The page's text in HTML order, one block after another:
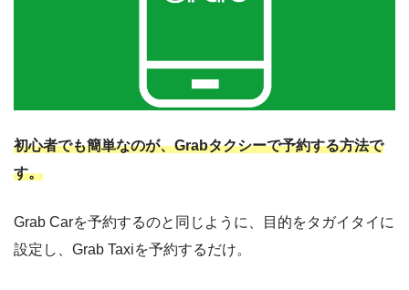
初心者でも簡単なのが、Grabタクシーで予約する方法で
す。
Grab Carを予約するのと同じように、目的をタガイタイに
設定し、Grab Taxiを予約するだけ。